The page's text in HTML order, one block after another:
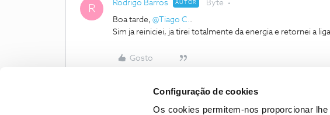
Configuração de cookies
Os cookies permitem-nos proporcionar
R Rodrigo Barros AUTOR Byte
Boa tarde, @Tiago C..
Sim ja reiniciei, ja tirei totalmente da energia e retornei a
Gosto